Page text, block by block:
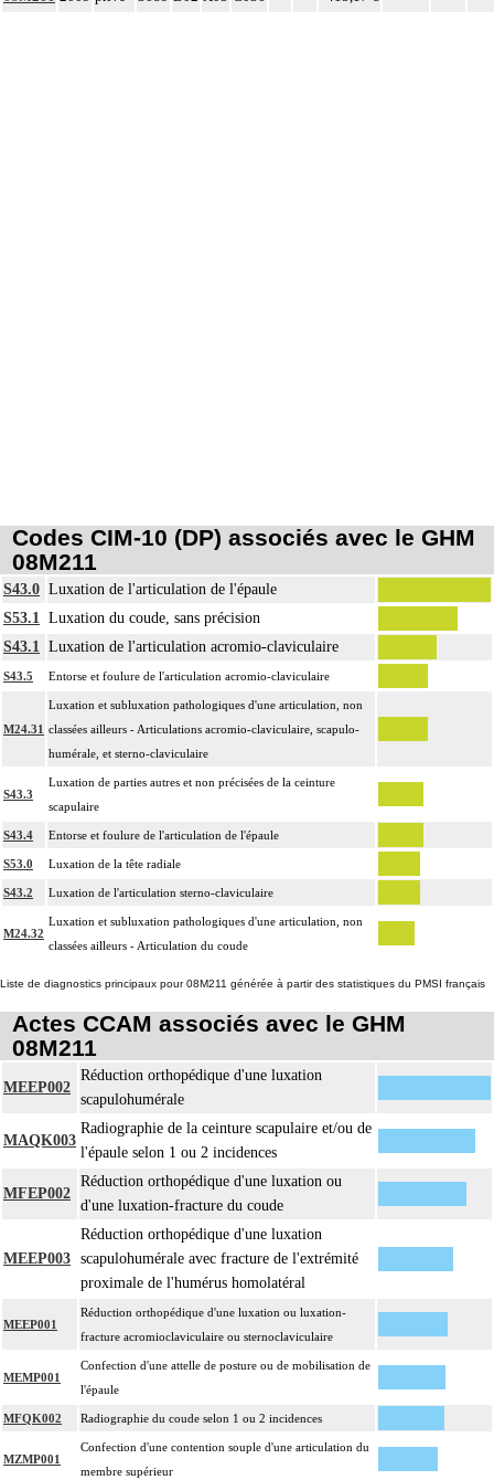
Codes CIM-10 (DP) associés avec le GHM
08M211
S43.0 Luxation de l'articulation de l'épaule
S53.1
Luxation du coude, sans précision
S43.1
Luxation de l'articulation acromio-claviculaire
S43.5 Entorse et foulure de l'articulation acromio-claviculaire
M24.31
Luxation et subluxation pathologiques d'une articulation, non
classées ailleurs - Articulations acromio-claviculaire, scapulo-
humérale, et sterno-claviculaire
S43.3
Luxation de parties autres et non précisées de la ceinture
scapulaire
S43.4 Entorse et foulure de l'articulation de l'épaule
S53.0 Luxation de la tête radiale
S43.2 Luxation de l'articulation sterno-claviculaire
M24.32
Luxation et subluxation pathologiques d'une articulation, non
classées ailleurs - Articulation du coude
Liste de diagnostics principaux pour 08M211 générée à partir des statistiques du PMSI français
Actes CCAM associés avec le GHM
08M211
MEEP002
Réduction orthopédique d'une luxation
scapulohumérale
MAQK003
Radiographie de la ceinture scapulaire et/ou de
l'épaule selon 1 ou 2 incidences
MFEP002
Réduction orthopédique d'une luxation ou
d'une luxation-fracture du coude
MEEP003
Réduction orthopédique d'une luxation
scapulohumérale avec fracture de l'extrémité
proximale de l'humérus homolatéral
MEEP001
Réduction orthopédique d'une luxation ou luxation-
fracture acromioclaviculaire ou sternoclaviculaire
MEMP001
Confection d'une attelle de posture ou de mobilisation de
l'épaule
MFQK002 Radiographie du coude selon 1 ou 2 incidences
MZMP001
Confection d'une contention souple d'une articulation du
membre supérieur